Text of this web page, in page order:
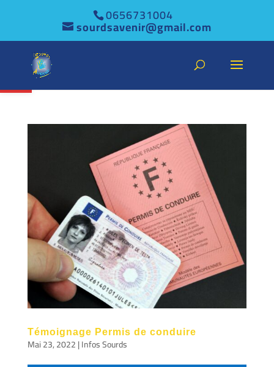
Ouvrir la barre d’outils
0656731004
sourdsavenir@gmail.com
Témoignage Permis de conduire
Mai 23, 2022|Infos Sourds